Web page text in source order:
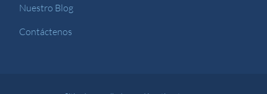
Nuestro Blog
Contáctenos